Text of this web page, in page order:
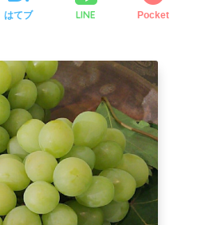
はてブ LINE Pocket